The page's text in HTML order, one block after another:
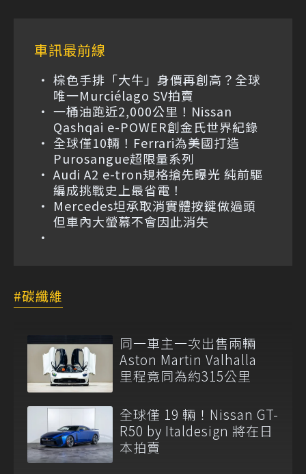
車訊最前線
棕色手排「大牛」身價再創高？全球
唯一Murciélago SV拍賣
一桶油跑近2,000公里！Nissan
Qashqai e-POWER創金氏世界紀錄
全球僅10輛！Ferrari為美國打造
Purosangue超限量系列
Audi A2 e-tron規格搶先曝光 純前驅
編成挑戰史上最省電！
Mercedes坦承取消實體按鍵做過頭
但車內大螢幕不會因此消失
碳纖維
同一車主一次出售兩輛
Aston Martin Valhalla
里程竟同為約315公里
全球僅 19 輛！Nissan GT-
R50 by Italdesign 將在日
本拍賣